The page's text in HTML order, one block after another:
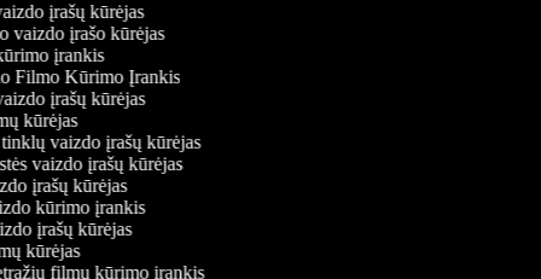
įrašų kūrėjas
vaizdo įrašo kūrėjas
įrankis
Filmo Kūrimo Įrankis
įrašų kūrėjas
kūrėjas
tinklų vaizdo įrašų kūrėjas
vaizdo įrašų kūrėjas
įrašų kūrėjas
kūrimo įrankis
įrašų kūrėjas
kūrėjas
filmų kūrimo įrankis